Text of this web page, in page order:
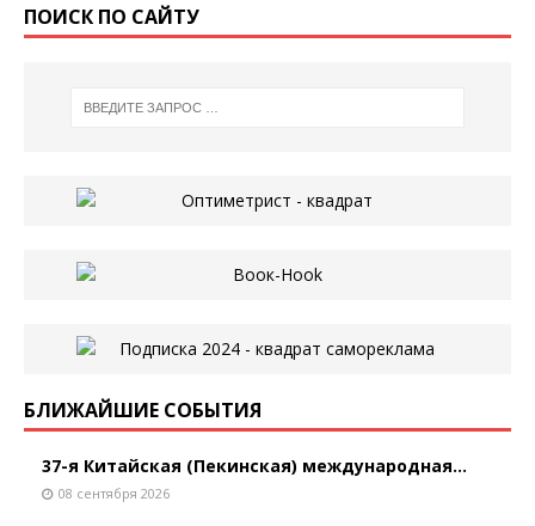
ПОИСК ПО САЙТУ
БЛИЖАЙШИЕ СОБЫТИЯ
37-я Китайская (Пекинская) международная...
08 сентября 2026